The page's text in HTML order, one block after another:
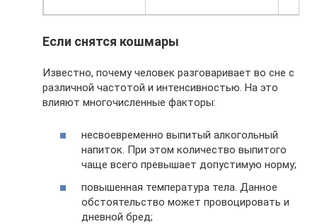
Если снятся кошмары
Известно, почему человек разговаривает во сне с
различной частотой и интенсивностью. На это
влияют многочисленные факторы:
несвоевременно выпитый алкогольный
напиток. При этом количество выпитого
чаще всего превышает допустимую норму;
повышенная температура тела. Данное
обстоятельство может провоцировать и
дневной бред;